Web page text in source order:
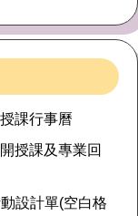
闖紅燈，不超速」
輛行經路口停讓」
幸福保衛站」保衛
讚! 18歲以下學童，
遇緊急變故，饑
可至超商、八方雲
漢排骨及鬍鬚張
課行事曆
授課及專業回
設計單(空白格